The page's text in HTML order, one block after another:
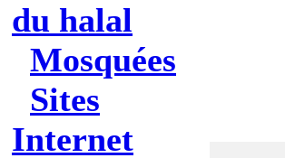
du halal
Mosquées
Sites
Internet